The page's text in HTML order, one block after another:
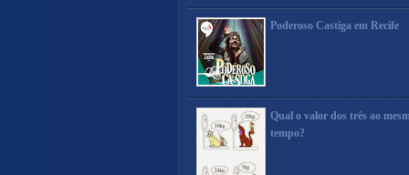
Poderoso Castiga em Recife
Qual o valor dos três ao
tempo?